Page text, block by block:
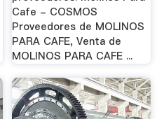
Cafe - COSMOS
Proveedores de MOLINOS
PARA CAFE, Venta de
MOLINOS PARA CAFE ...